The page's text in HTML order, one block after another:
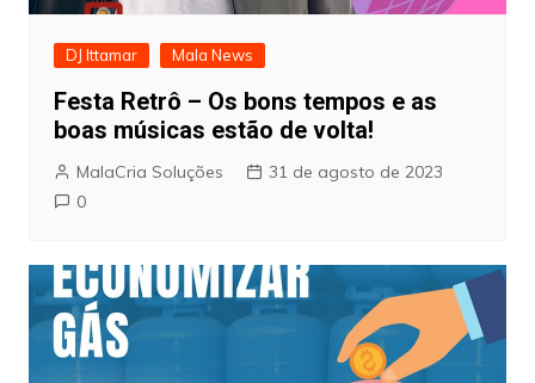
DJ Ittamar Mala News
Festa Retrô – Os bons tempos e as
boas músicas estão de volta!
MalaCria Soluções
31 de agosto de 2023
0